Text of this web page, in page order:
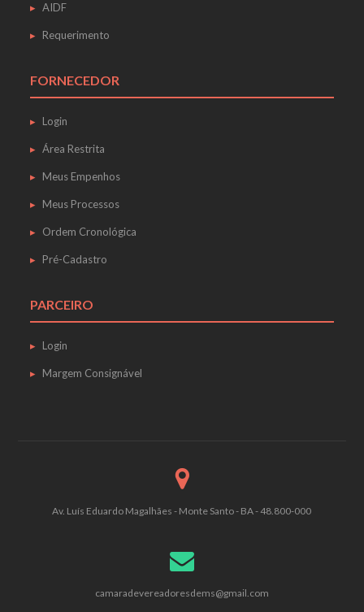
AIDF
Requerimento
FORNECEDOR
Login
Área Restrita
Meus Empenhos
Meus Processos
Ordem Cronológica
Pré-Cadastro
PARCEIRO
Login
Margem Consignável
Av. Luís Eduardo Magalhães - Monte Santo - BA - 48.800-000
camaradevereadoresdems@gmail.com